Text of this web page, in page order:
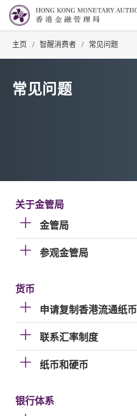
主页 / 智醒消费者 / 常见问题
常见问题
关于金管局
金管局
参观金管局
货币
申请复制香港流通纸币
联系汇率制度
纸币和硬币
银行体系